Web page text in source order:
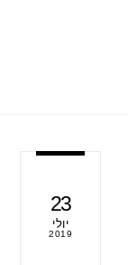
23
יולי
2019